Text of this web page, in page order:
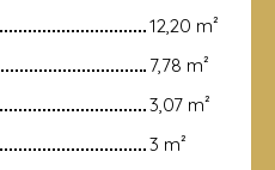
12,20 m²
7,78 m²
3,07 m²
3 m²